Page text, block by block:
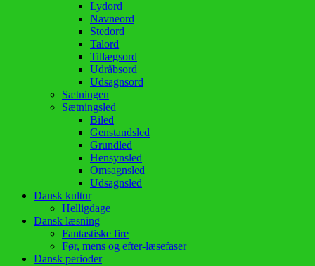
Lydord
Navneord
Stedord
Talord
Tillægsord
Udråbsord
Udsagnsord
Sætningen
Sætningsled
Biled
Genstandsled
Grundled
Hensynsled
Omsagnsled
Udsagnsled
Dansk kultur
Helligdage
Dansk læsning
Fantastiske fire
Før, mens og efter-læsefaser
Dansk perioder